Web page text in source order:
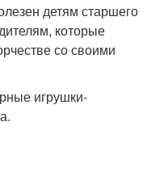
детям старшего
которые
со своими
игрушки-